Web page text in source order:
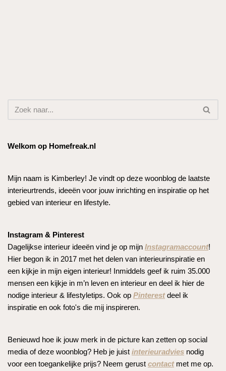
Welkom op Homefreak.nl
Mijn naam is Kimberley! Je vindt op deze woonblog de laatste
interieurtrends, ideeën voor jouw inrichting en inspiratie op het
gebied van interieur en lifestyle.
Instagram & Pinterest
Dagelijkse interieur ideeën vind je op mijn Instagramaccount!
Hier begon ik in 2017 met het delen van interieurinspiratie en
een kijkje in mijn eigen interieur! Inmiddels geef ik ruim 35.000
mensen een kijkje in m’n leven en interieur en deel ik hier de
nodige interieur & lifestyletips. Ook op Pinterestdeel ik
inspiratie en ook foto's die mij inspireren.
Benieuwd hoe ik jouw merk in de picture kan zetten op social
media of deze woonblog? Heb je juist interieuradvies nodig
voor een toegankelijke prijs? Neem gerust contactmet me op.